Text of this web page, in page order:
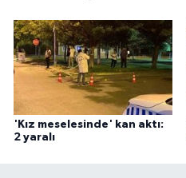
'Kız meselesinde' kan aktı:
2 yaralı